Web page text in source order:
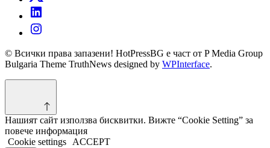
© Всички права запазени! HotPressBG е част от P Media Group
Bulgaria Theme TruthNews designed by WPInterface.
Нашият сайт използва бисквитки. Вижте “Cookie Setting” за
повече информация
Cookie settings
ACCEPT